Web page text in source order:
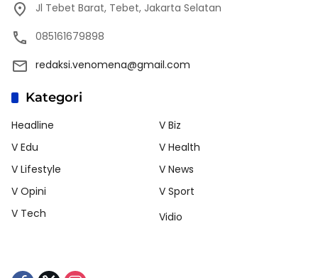
Jl Tebet Barat, Tebet, Jakarta Selatan
085161679898
redaksi.venomena@gmail.com
Kategori
Headline
V Biz
V Edu
V Health
V Lifestyle
V News
V Opini
V Sport
V Tech
Vidio